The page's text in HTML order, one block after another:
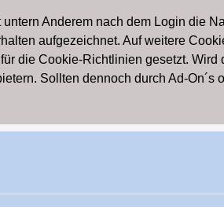
Anderem nach dem Login die
aufgezeichnet. Auf weitere
die Cookie-Richtlinien gesetzt.
Sollten dennoch durch Ad-On´s
to
Highscore Statistiken